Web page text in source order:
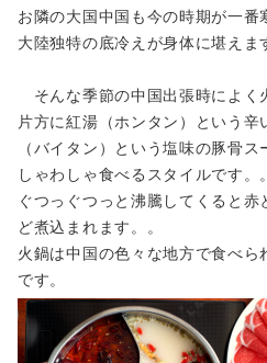
お隣の大国中国も今の時期が一番
大陸独特の底冷えが身体に堪えま
そんな季節の中国出張時によく
片方に紅湯（ホンタン）という
（バイタン）という塩味の豚骨
しゃわしゃ食べるスタイルです。。
ぐつっぐつっと沸騰してくると
ど煮込まれます。。
火鍋は中国の色々な地方で食べ
です。